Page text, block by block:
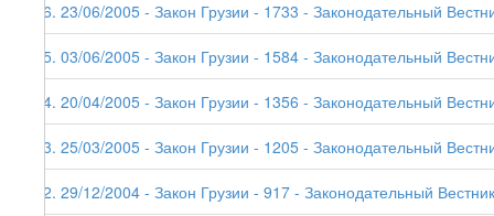
36. 23/06/2005 - Закон Грузии - 1733 - Законодательный
35. 03/06/2005 - Закон Грузии - 1584 - Законодательный
34. 20/04/2005 - Закон Грузии - 1356 - Законодательный
33. 25/03/2005 - Закон Грузии - 1205 - Законодательный
32. 29/12/2004 - Закон Грузии - 917 - Законодательный